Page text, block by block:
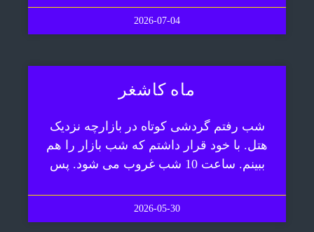
2026-07-04
ماه کاشغر
شب رفتم گردشی کوتاه در بازارچه نزدیک
هتل. با خود قرار داشتم که شب بازار را هم
ببینم. ساعت 10 شب غروب می شود. پس
2026-05-30